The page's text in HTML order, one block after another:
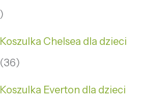
Koszulka Chelsea dla dzieci
36
Koszulka Everton dla dzieci